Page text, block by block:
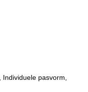
pasvorm,